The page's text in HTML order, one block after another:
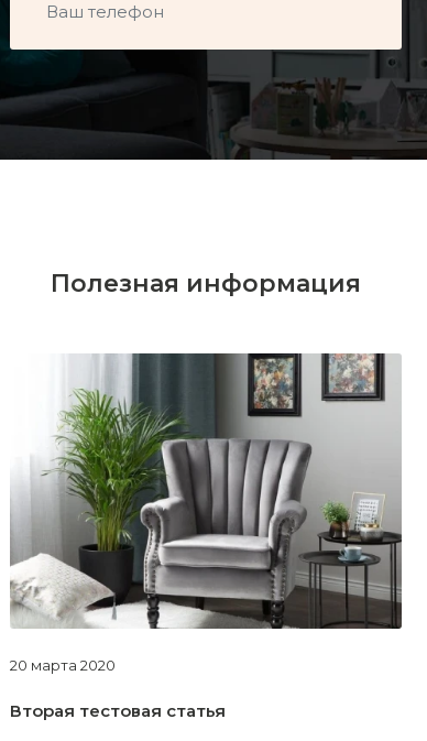
Полезная информация
20 марта 2020
Вторая тестовая статья